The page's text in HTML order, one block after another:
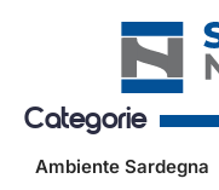
Categorie
Ambiente Sardegna